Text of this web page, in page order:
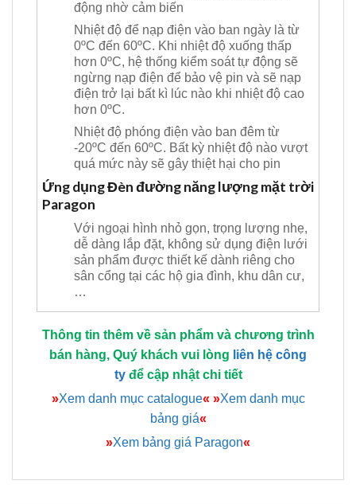
động nhờ cảm biến
Nhiệt độ để nạp điện vào ban ngày là từ
0ºC đến 60ºC. Khi nhiệt độ xuống thấp
hơn 0ºC, hệ thống kiểm soát tự động sẽ
ngừng nạp điện để bảo vệ pin và sẽ nạp
điện trở lại bất kì lúc nào khi nhiệt độ cao
hơn 0ºC.
Nhiệt độ phóng điện vào ban đêm từ
-20ºC đến 60ºC. Bất kỳ nhiệt độ nào vượt
quá mức này sẽ gây thiệt hại cho pin
Ứng dụng Đèn đường năng lượng mặt trời
Paragon
Với ngoại hình nhỏ gọn, trọng lượng nhẹ,
dễ dàng lắp đặt, không sử dụng điện lưới
sản phẩm được thiết kế dành riêng cho
sân cổng tại các hộ gia đình, khu dân cư,
…
Thông tin thêm về sản phẩm và chương trình
bán hàng, Quý khách vui lòng liên hệ công
tyđể cập nhật chi tiết
»Xem danh mục catalogue« »Xem danh mục
bảng giá«
»Xem bảng giá Paragon«